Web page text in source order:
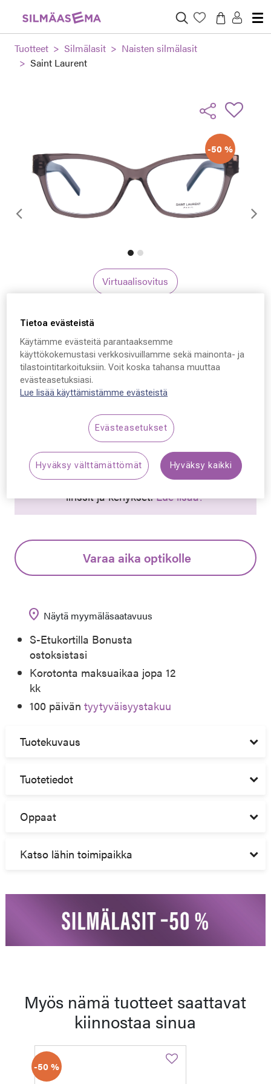
Tuotteet Silmälasit
Naisten silmälasit
Saint Laurent
-50 %
Edellinen
Virtuaalisovitus
Saint Laurent
Saint Laurent SL M116,
003 55 - 14 - 140
249,50 €
Hinta alennettuAlennettu hinta
Alin hinta 30 päivän aikana ennen alennusta: 499,00 €
Synttäriale! Kaikki silmälasit –50 % sisältäen
linssit ja kehykset.Lue lisää!
Varaa aika optikolle
location_on Näytä myymäläsaatavuus
S-Etukortilla Bonusta
ostoksistasi
Korotonta maksuaikaa jopa 12
kk
100 päiväntyytyväisyystakuu
Tuotekuvaus
Tuotetiedot
Oppaat
Katso lähin toimipaikka
Myös nämä tuotteet saattavat
kiinnostaa sinua
-50 %
Tietoa evästeistä
Käytämme evästeitä parantaaksemme
käyttökokemustasi verkkosivuillamme sekä mainonta- ja
tilastointitarkoituksiin. Voit koska tahansa muuttaa
evästeasetuksiasi.
Lue lisää käyttämistämme evästeistä
Evästeasetukset
Hyväksy välttämättömät Hyväksy kaikki